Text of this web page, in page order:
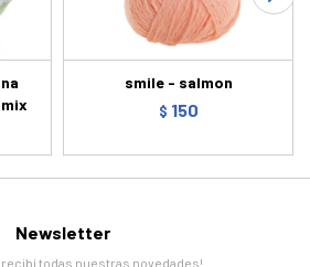
smile - salmon
$ 150
Newsletter
recibí todas nuestras novedades!